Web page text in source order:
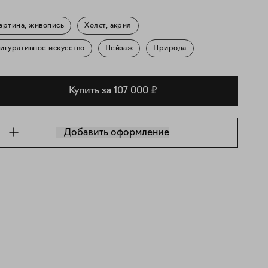
живопись Холст, акрил
искусство Пейзаж Природа
Купить за 107 000 ₽
Добавить оформление